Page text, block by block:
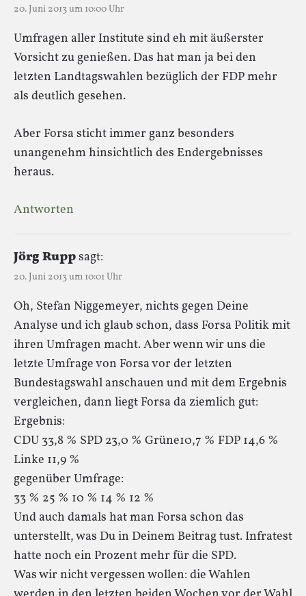
20. Juni 2013 um 10:00 Uhr
Umfragen aller Institute sind eh mit äußerster
Vorsicht zu genießen. Das hat man ja bei den
letzten Landtagswahlen bezüglich der FDP mehr
als deutlich gesehen.
Aber Forsa sticht immer ganz besonders
unangenehm hinsichtlich des Endergebnisses
heraus.
Antworten
Jörg Ruppsagt:
20. Juni 2013 um 10:01 Uhr
Oh, Stefan Niggemeyer, nichts gegen Deine
Analyse und ich glaub schon, dass Forsa Politik mit
ihren Umfragen macht. Aber wenn wir uns die
letzte Umfrage von Forsa vor der letzten
Bundestagswahl anschauen und mit dem Ergebnis
vergleichen, dann liegt Forsa da ziemlich gut:
Ergebnis:
CDU 33,8 % SPD 23,0 % Grüne10,7 % FDP 14,6 %
Linke 11,9 %
gegenüber Umfrage:
33 % 25 % 10 % 14 % 12 %
Und auch damals hat man Forsa schon das
unterstellt, was Du in Deinem Beitrag tust. Infratest
hatte noch ein Prozent mehr für die SPD.
Was wir nicht vergessen wollen: die Wahlen